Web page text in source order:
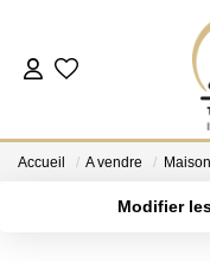
Accueil A vendre Maison
Modifier